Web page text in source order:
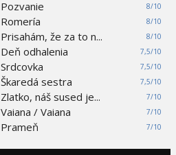
8/10
Pozvanie
8/10
Romería
8/10
Prisahám, že za to n...
7,5/10
Deň odhalenia
7,5/10
Srdcovka
7,5/10
Škaredá sestra
7/10
Zlatko, náš sused je...
7/10
Vaiana / Vaiana
7/10
Prameň